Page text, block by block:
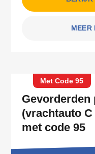
MEER
Met Code 95
Gevorderden
(vrachtauto
met code 95